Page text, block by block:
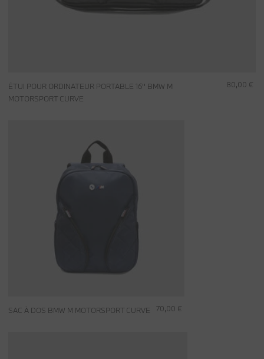
80,00 €
ÉTUI POUR ORDINATEUR PORTABLE 16'' BMW M
MOTORSPORT CURVE
70,00 €
SAC À DOS BMW M MOTORSPORT CURVE